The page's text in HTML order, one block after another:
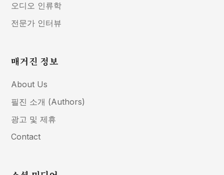
오디오 인류학
전문가 인터뷰
매거진 정보
About Us
필진 소개 (Authors)
광고 및 제휴
Contact